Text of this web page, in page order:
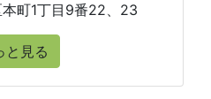
町1丁目9番22、23
と見る